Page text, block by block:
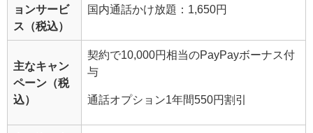
ョンサービ
ス（税込）
国内通話かけ放題：1,650円
主なキャン
ペーン（税
込）
契約で10,000円相当のPayPayボーナス付
与
通話オプション1年間550円割引